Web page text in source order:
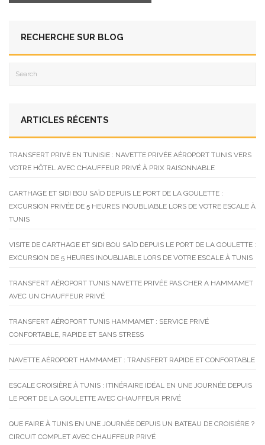
RECHERCHE SUR BLOG
ARTICLES RÉCENTS
TRANSFERT PRIVÉ EN TUNISIE : NAVETTE PRIVÉE AÉROPORT TUNIS VERS
VOTRE HÔTEL AVEC CHAUFFEUR PRIVÉ À PRIX RAISONNABLE
CARTHAGE ET SIDI BOU SAÏD DEPUIS LE PORT DE LA GOULETTE :
EXCURSION PRIVÉE DE 5 HEURES INOUBLIABLE LORS DE VOTRE ESCALE À
TUNIS
VISITE DE CARTHAGE ET SIDI BOU SAÏD DEPUIS LE PORT DE LA GOULETTE :
EXCURSION DE 5 HEURES INOUBLIABLE LORS DE VOTRE ESCALE À TUNIS
TRANSFERT AÉROPORT TUNIS NAVETTE PRIVÉE PAS CHER A HAMMAMET
AVEC UN CHAUFFEUR PRIVÉ
TRANSFERT AÉROPORT TUNIS HAMMAMET : SERVICE PRIVÉ
CONFORTABLE, RAPIDE ET SANS STRESS
NAVETTE AÉROPORT HAMMAMET : TRANSFERT RAPIDE ET CONFORTABLE
ESCALE CROISIÈRE À TUNIS : ITINÉRAIRE IDÉAL EN UNE JOURNÉE DEPUIS
LE PORT DE LA GOULETTE AVEC CHAUFFEUR PRIVÉ
QUE FAIRE À TUNIS EN UNE JOURNÉE DEPUIS UN BATEAU DE CROISIÈRE ?
CIRCUIT COMPLET AVEC CHAUFFEUR PRIVÉ